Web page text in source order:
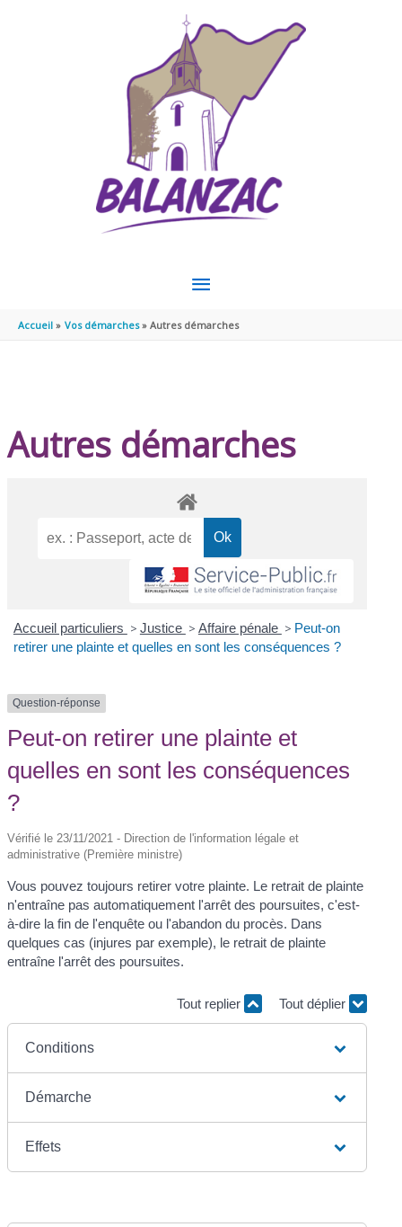
MENU
PRINCIPAL
Accueil Vos démarches Autres démarches
Autres démarches
Accueil particuliers > Justice > Affaire pénale > Peut-on
retirer une plainte et quelles en sont les conséquences ?
Question-réponse
Peut-on retirer une plainte et
quelles en sont les conséquences
?
Vérifié le 23/11/2021 - Direction de l'information légale et
administrative (Première ministre)
Vous pouvez toujours retirer votre plainte. Le retrait de plainte
n'entraîne pas automatiquement l'arrêt des poursuites, c'est-
à-dire la fin de l'enquête ou l'abandon du procès. Dans
quelques cas (injures par exemple), le retrait de plainte
entraîne l'arrêt des poursuites.
Tout replier Tout déplier
Conditions
Démarche
Effets